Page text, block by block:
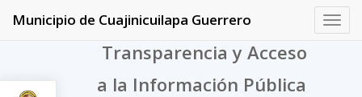
Municipio de Cuajinicuilapa Guerrero
Transparencia y Acceso
a la Información Pública